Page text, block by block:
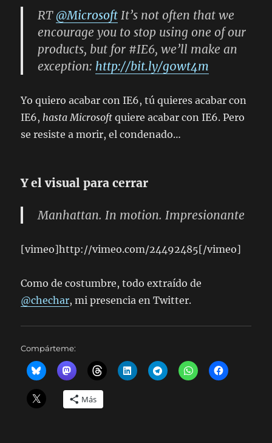
RT @Microsoft It’s not often that we
encourage you to stop using one of our
products, but for #IE6, we’ll make an
exception: http://bit.ly/g0wt4m
Yo quiero acabar con IE6, tú quieres acabar con
IE6,hasta Microsoft quiere acabar con IE6. Pero
se resiste a morir, el condenado…
Y el visual para cerrar
Manhattan. In motion. Impresionante
[vimeo]http://vimeo.com/24492485[/vimeo]
Como de costumbre, todo extraído de
@chechar, mi presencia en Twitter.
Compárteme:
Más